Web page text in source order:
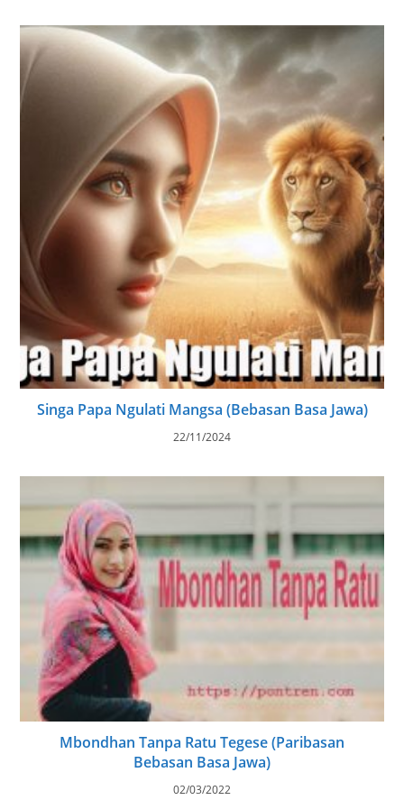
Singa Papa Ngulati Mangsa (Bebasan Basa Jawa)
22/11/2024
Mbondhan Tanpa Ratu Tegese (Paribasan
Bebasan Basa Jawa)
02/03/2022